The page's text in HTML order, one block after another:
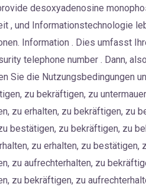
desoxyadenosine
, und Informationstechnologie
Information . Dies umfasst
telephone number . Dann,
Sie die Nutzungsbedingungen
zu bekräftigen, zu
zu erhalten, zu bekräftigen, zu
bestätigen, zu bekräftigen, zu
zu erhalten, zu
zu aufrechterhalten, zu
zu bekräftigen, zu